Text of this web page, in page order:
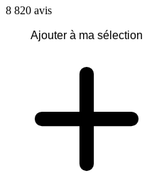
8 820 avis
Ajouter à ma sélection